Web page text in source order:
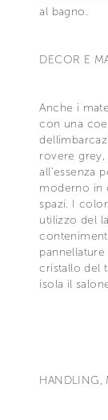
al bagno.
DECOR E
Anche i
con una
rovere grey,
all'essenza
moderno in
spazi. I
utilizzo del
cristallo del
isola il
HANDLING,